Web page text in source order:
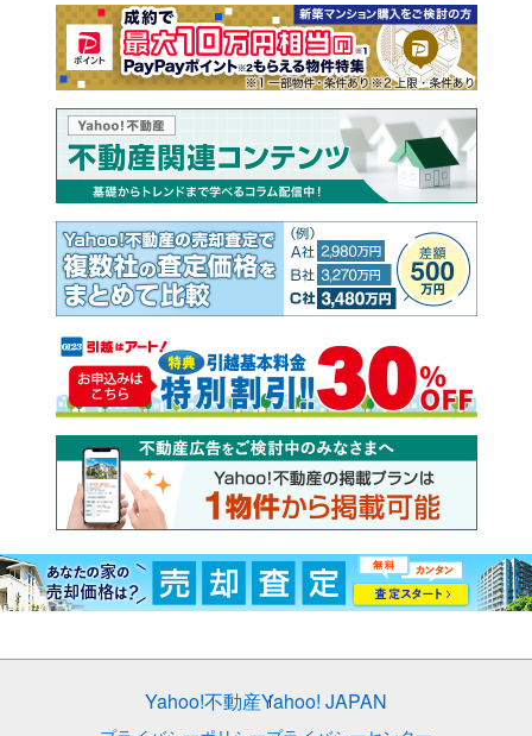
Yahoo!不動産Yahoo! JAPAN